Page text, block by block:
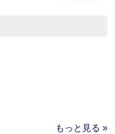
もっと見る »